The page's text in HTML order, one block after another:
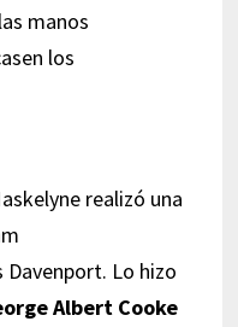
manos
los
realizó una
Davenport. Lo hizo
Albert Cooke